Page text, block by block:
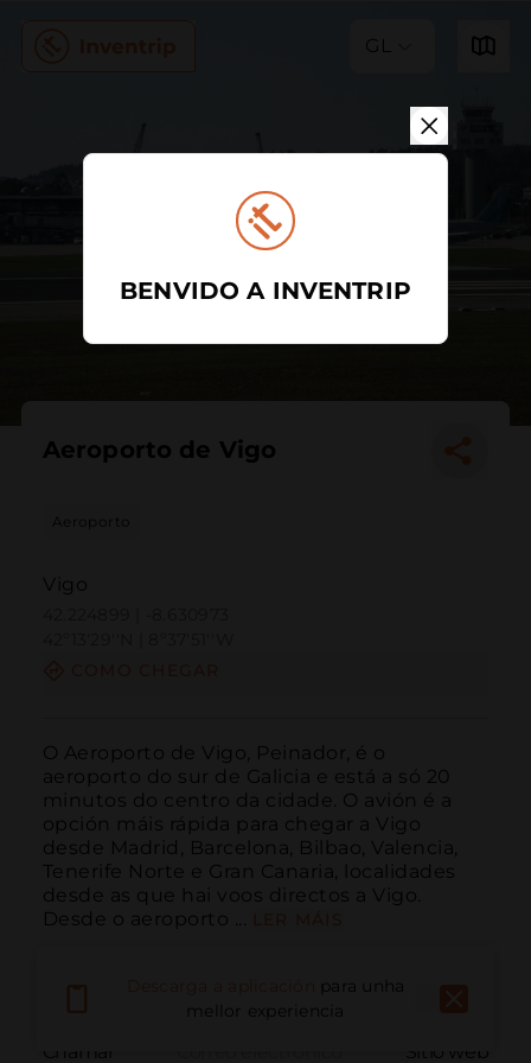
GL
Aeroporto de Vigo
Aeroporto
Vigo
O Aeroporto de Vigo, Peinador, é o
aeroporto do sur de Galicia e está a só 20
minutos do centro da cidade. O avión é a
opción máis rápida para chegar a Vigo
desde Madrid, Barcelona, Bilbao, Valencia,
Tenerife Norte e Gran Canaria, localidades
desde as que hai voos directos a Vigo.
Desde o aeroporto ...
Chamar Sitio web
para unha
mellor experiencia
BENVIDO A INVENTRIP